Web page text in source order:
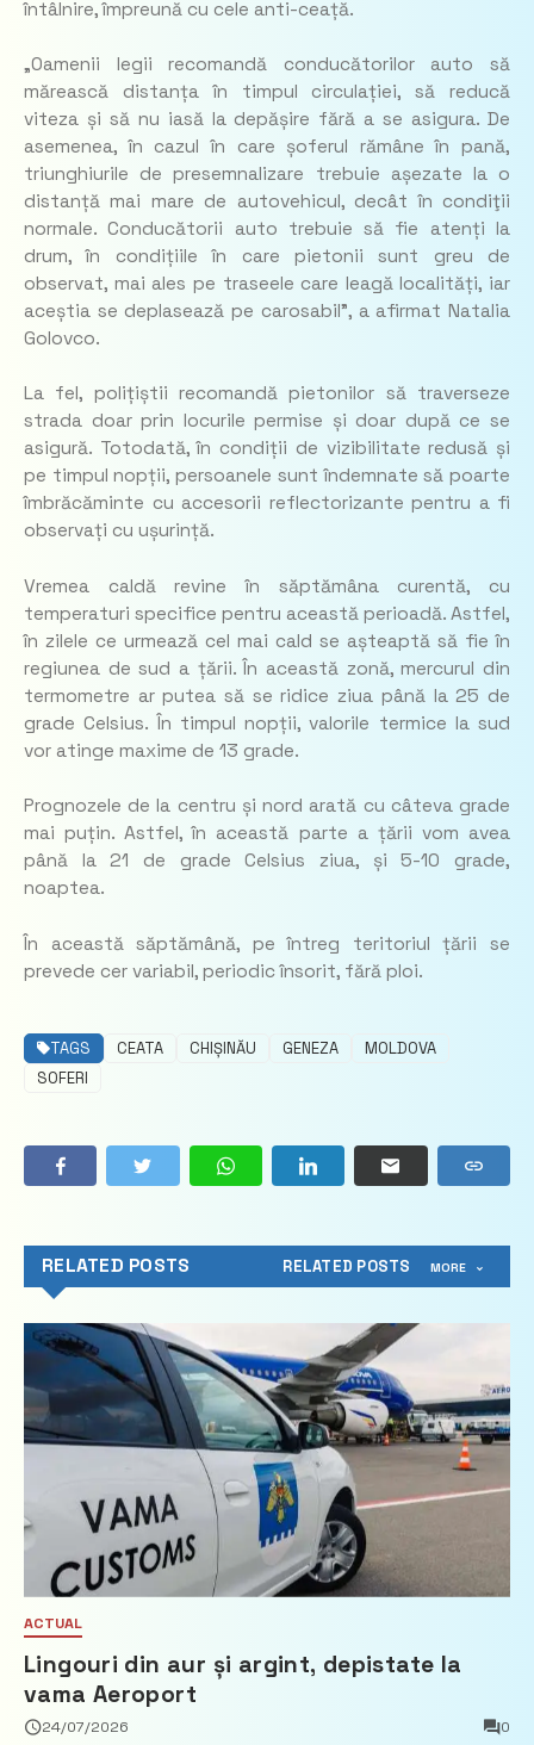
întâlnire, împreună cu cele anti-ceață.
„Oamenii legii recomandă conducătorilor auto să
mărească distanța în timpul circulației, să reducă
viteza și să nu iasă la depășire fără a se asigura. De
asemenea, în cazul în care șoferul rămâne în pană,
triunghiurile de presemnalizare trebuie așezate la o
distanță mai mare de autovehicul, decât în condiţii
normale. Conducătorii auto trebuie să fie atenți la
drum, în condițiile în care pietonii sunt greu de
observat, mai ales pe traseele care leagă localități, iar
aceștia se deplasează pe carosabil”, a afirmat Natalia
Golovco.
La fel, polițiștii recomandă pietonilor să traverseze
strada doar prin locurile permise și doar după ce se
asigură. Totodată, în condiții de vizibilitate redusă și
pe timpul nopții, persoanele sunt îndemnate să poarte
îmbrăcăminte cu accesorii reflectorizante pentru a fi
observați cu ușurință.
Vremea caldă revine în săptămâna curentă, cu
temperaturi specifice pentru această perioadă. Astfel,
în zilele ce urmează cel mai cald se așteaptă să fie în
regiunea de sud a țării. În această zonă, mercurul din
termometre ar putea să se ridice ziua până la 25 de
grade Celsius. În timpul nopții, valorile termice la sud
vor atinge maxime de 13 grade.
Prognozele de la centru și nord arată cu câteva grade
mai puțin. Astfel, în această parte a țării vom avea
până la 21 de grade Celsius ziua, și 5-10 grade,
noaptea.
În această săptămână, pe întreg teritoriul țării se
prevede cer variabil, periodic însorit, fără ploi.
TAGS CEATA CHIȘINĂU GENEZA
MOLDOVA
SOFERI
RELATED POSTS RELATED POSTS MORE
ACTUAL
Lingouri din aur și argint, depistate la
vama Aeroport
24/07/2026 0